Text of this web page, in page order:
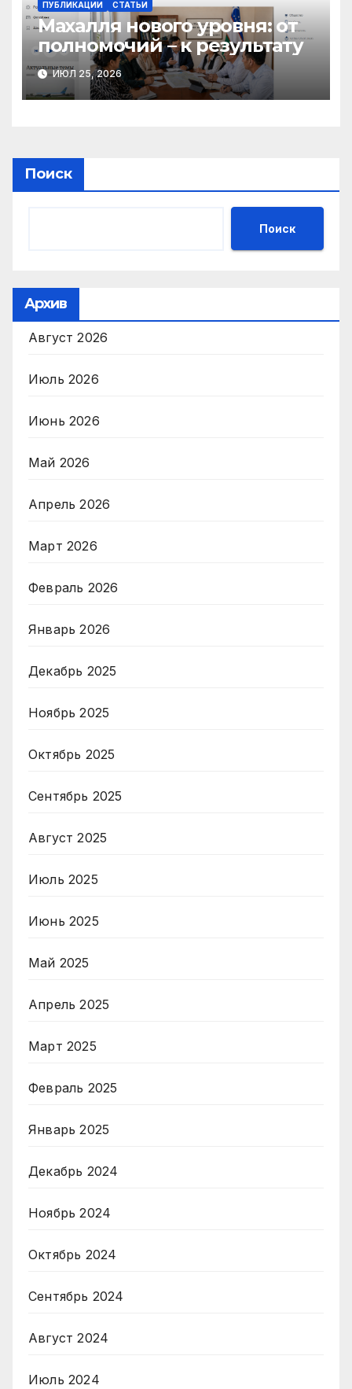
ПУБЛИКАЦИИ СТАТЬИ
Махалля нового уровня: от
полномочий – к результату
ИЮЛ 25, 2026
Поиск
Поиск
Архив
Август 2026
Июль 2026
Июнь 2026
Май 2026
Апрель 2026
Март 2026
Февраль 2026
Январь 2026
Декабрь 2025
Ноябрь 2025
Октябрь 2025
Сентябрь 2025
Август 2025
Июль 2025
Июнь 2025
Май 2025
Апрель 2025
Март 2025
Февраль 2025
Январь 2025
Декабрь 2024
Ноябрь 2024
Октябрь 2024
Сентябрь 2024
Август 2024
Июль 2024